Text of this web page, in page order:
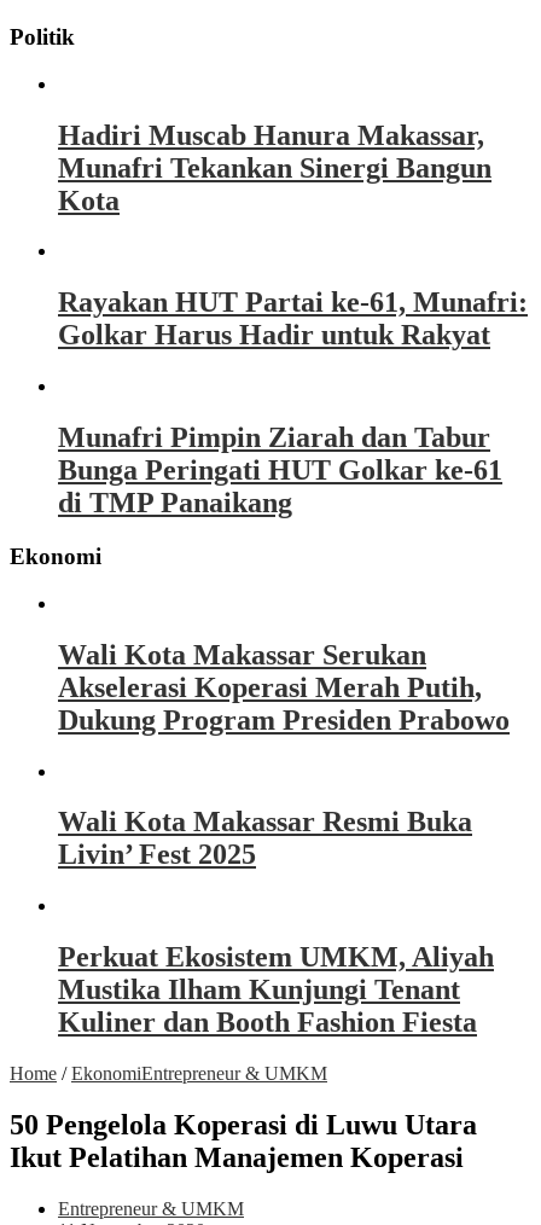
Politik
Hadiri Muscab Hanura Makassar,
Munafri Tekankan Sinergi Bangun
Kota
Rayakan HUT Partai ke-61, Munafri:
Golkar Harus Hadir untuk Rakyat
Munafri Pimpin Ziarah dan Tabur
Bunga Peringati HUT Golkar ke-61
di TMP Panaikang
Ekonomi
Wali Kota Makassar Serukan
Akselerasi Koperasi Merah Putih,
Dukung Program Presiden Prabowo
Wali Kota Makassar Resmi Buka
Livin’ Fest 2025
Perkuat Ekosistem UMKM, Aliyah
Mustika Ilham Kunjungi Tenant
Kuliner dan Booth Fashion Fiesta
Home /EkonomiEntrepreneur & UMKM
50 Pengelola Koperasi di Luwu Utara
Ikut Pelatihan Manajemen Koperasi
Entrepreneur & UMKM